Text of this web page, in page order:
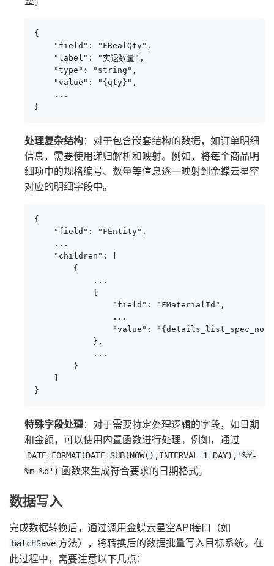
{
    "field": "FRealQty",
    "label": "实退数量",
    "type": "string",
    "value": "{qty}",
    ...
}
处理复杂结构：对于包含嵌套结构的数据，如订单明细
信息，需要使用递归解析和映射。例如，将每个商品明
细项中的规格编号、数量等信息逐一映射到金蝶云星空
对应的明细字段中。
{
    "field": "FEntity",
    ...
    "children": [
        {
            ...
            {
                "field": "FMaterialId",
                ...
                "value": "{details_list_spec_no}"
            },
            ...
        }
    ]
}
特殊字段处理：对于需要特定处理逻辑的字段，如日期
和金额，可以使用内置函数进行处理。例如，通过
DATE_FORMAT(DATE_SUB(NOW(),INTERVAL 1 DAY),'%Y-
%m-%d') 函数来生成符合要求的日期格式。
数据写入
完成数据转换后，通过调用金蝶云星空API接口（如
batchSave 方法），将转换后的数据批量写入目标系统。在
此过程中，需要注意以下几点：